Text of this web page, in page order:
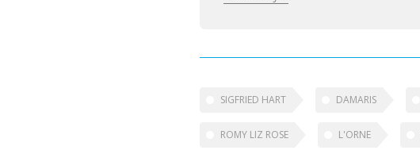
SIGFRIED HART DAMARIS
ROMY LIZ ROSE L'ORNE